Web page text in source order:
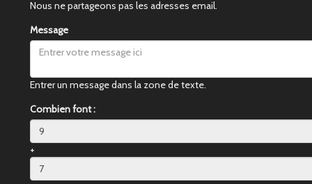
Nous ne partageons pas les adresses email.
Message
Entrer un message dans la zone de texte.
Combien font :
+